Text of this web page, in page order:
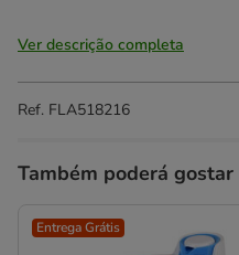
Ver descrição completa
Ref. FLA518216
Também poderá gostar
Entrega Grátis